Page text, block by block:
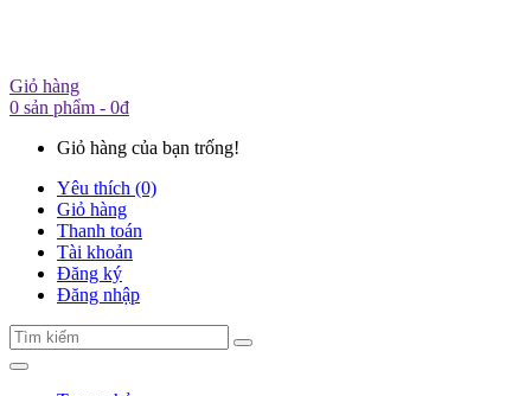
Giỏ hàng
0 sản phẩm - 0đ
Giỏ hàng của bạn trống!
Yêu thích (0)
Giỏ hàng
Thanh toán
Tài khoản
Đăng ký
Đăng nhập